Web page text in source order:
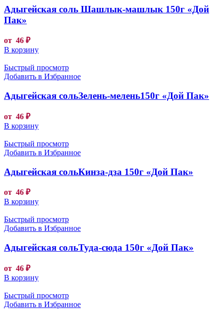
Адыгейская соль Шашлык-машлык 150г «Дой
Пак»
от 46 ₽
В корзину
Быстрый просмотр
Добавить в Избранное
Адыгейская сольЗелень-мелень150г «Дой Пак»
от 46 ₽
В корзину
Быстрый просмотр
Добавить в Избранное
Адыгейская сольКинза-дза 150г «Дой Пак»
от 46 ₽
В корзину
Быстрый просмотр
Добавить в Избранное
Адыгейская сольТуда-сюда 150г «Дой Пак»
от 46 ₽
В корзину
Быстрый просмотр
Добавить в Избранное